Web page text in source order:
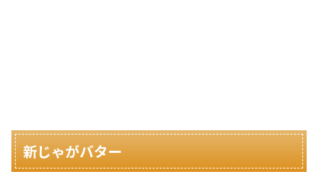
新じゃがバター